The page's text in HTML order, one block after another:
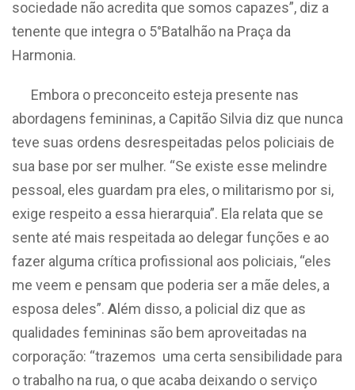
sociedade não acredita que somos capazes”, diz a
tenente que integra o 5°Batalhão na Praça da
Harmonia.
Embora o preconceito esteja presente nas
abordagens femininas, a Capitão Silvia diz que nunca
teve suas ordens desrespeitadas pelos policiais de
sua base por ser mulher. “Se existe esse melindre
pessoal, eles guardam pra eles, o militarismo por si,
exige respeito a essa hierarquia”. Ela relata que se
sente até mais respeitada ao delegar funções e ao
fazer alguma crítica profissional aos policiais, “eles
me veem e pensam que poderia ser a mãe deles, a
esposa deles”. A lém disso, a policial diz que as
qualidades femininas são bem aproveitadas na
corporação: “trazemos uma certa sensibilidade para
o trabalho na rua, o que acaba deixando o serviço